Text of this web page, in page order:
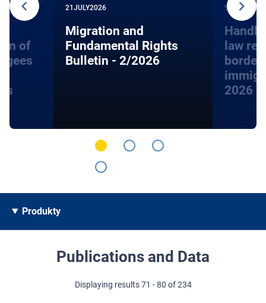
of
21 JULY2026
Migration and
Fundamental Rights
Bulletin - 2/2026
9 JUNE 2026
law
2026
Produkty
Publications and Data
Displaying results 71 - 80 of 234